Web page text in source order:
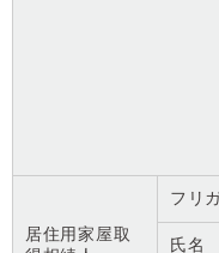
居住用家屋取
フリ
氏名